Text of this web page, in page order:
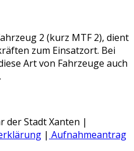
2 (kurz MTF 2), dient
zum Einsatzort. Bei
Art von Fahrzeuge auch
der Stadt Xanten |
| Aufnahmeantrag